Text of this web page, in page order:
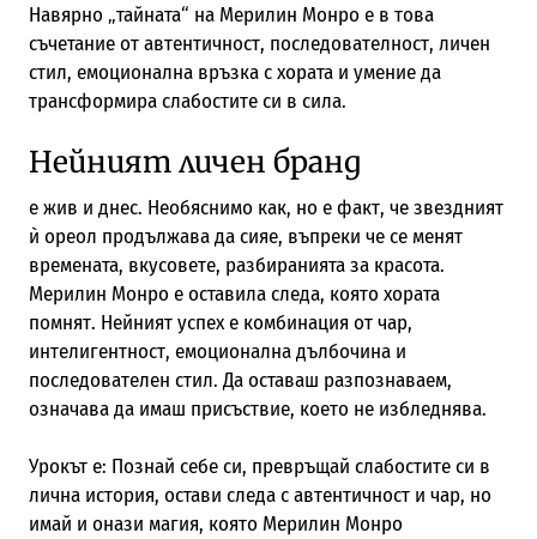
Навярно „тайната“ на Мерилин Монро е в това
съчетание от автентичност, последователност, личен
стил, емоционална връзка с хората и умение да
трансформира слабостите си в сила.
Нейният личен бранд
е жив и днес. Необяснимо как, но е факт, че звездният
ѝ ореол продължава да сияе, въпреки че се менят
времената, вкусовете, разбиранията за красота.
Мерилин Монро е оставила следа, която хората
помнят. Нейният успех е комбинация от чар,
интелигентност, емоционална дълбочина и
последователен стил. Да оставаш разпознаваем,
означава да имаш присъствие, което не избледнява.
Урокът е: Познай себе си, превръщай слабостите си в
лична история, остави следа с автентичност и чар, но
имай и онази магия, която Мерилин Монро